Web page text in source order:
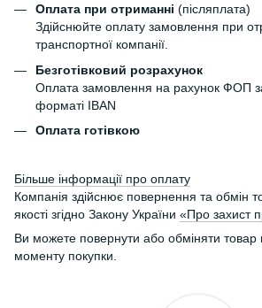
Оплата при отриманні (післяплата)
Здійснюйте оплату замовлення при
транспортної компанії.
Безготівковий розрахунок
Оплата замовлення на рахунок ФОП
форматі IBAN
Оплата готівкою
Більше інформації про оплату
Компанія здійснює повернення та обмін
якості згідно Закону України «Про захист
Ви можете повернути або обміняти товар
моменту покупки.